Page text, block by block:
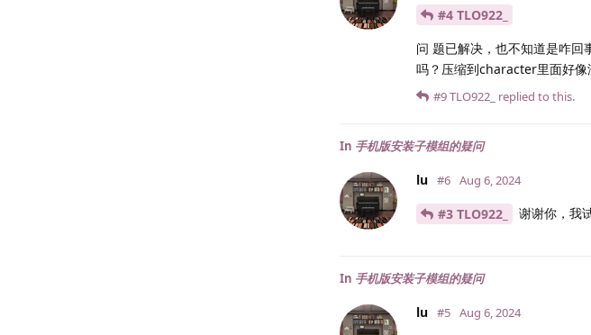
#4 TLO922_
问 题已解决，也不知道是咋回
吗？压缩到character里面好像
#9TLO922_ replied to this.
In 手机版安装子模组的疑问
lu #6 Aug 6, 2024
#3 TLO922_ 谢谢你，我
In 手机版安装子模组的疑问
lu #5 Aug 6, 2024